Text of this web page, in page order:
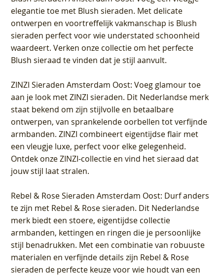
elegantie toe met Blush sieraden. Met delicate
ontwerpen en voortreffelijk vakmanschap is Blush
sieraden perfect voor wie understated schoonheid
waardeert. Verken onze collectie om het perfecte
Blush sieraad te vinden dat je stijl aanvult.
ZINZI Sieraden Amsterdam Oost: Voeg glamour toe
aan je look met ZINZI sieraden. Dit Nederlandse merk
staat bekend om zijn stijlvolle en betaalbare
ontwerpen, van sprankelende oorbellen tot verfijnde
armbanden. ZINZI combineert eigentijdse flair met
een vleugje luxe, perfect voor elke gelegenheid.
Ontdek onze ZINZI-collectie en vind het sieraad dat
jouw stijl laat stralen.
Rebel & Rose Sieraden Amsterdam Oost: Durf anders
te zijn met Rebel & Rose sieraden. Dit Nederlandse
merk biedt een stoere, eigentijdse collectie
armbanden, kettingen en ringen die je persoonlijke
stijl benadrukken. Met een combinatie van robuuste
materialen en verfijnde details zijn Rebel & Rose
sieraden de perfecte keuze voor wie houdt van een